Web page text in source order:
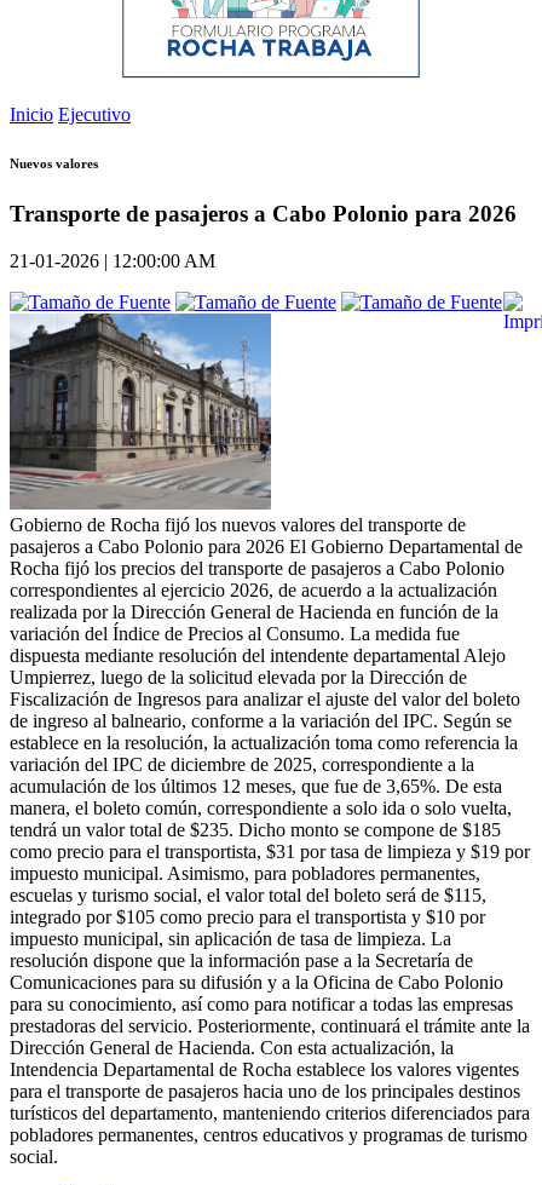
Inicio Ejecutivo
Nuevos valores
Transporte de pasajeros a Cabo Polonio para 2026
21-01-2026 | 12:00:00 AM
Gobierno de Rocha fijó los nuevos valores del transporte de
pasajeros a Cabo Polonio para 2026 El Gobierno Departamental de
Rocha fijó los precios del transporte de pasajeros a Cabo Polonio
correspondientes al ejercicio 2026, de acuerdo a la actualización
realizada por la Dirección General de Hacienda en función de la
variación del Índice de Precios al Consumo. La medida fue
dispuesta mediante resolución del intendente departamental Alejo
Umpierrez, luego de la solicitud elevada por la Dirección de
Fiscalización de Ingresos para analizar el ajuste del valor del boleto
de ingreso al balneario, conforme a la variación del IPC. Según se
establece en la resolución, la actualización toma como referencia la
variación del IPC de diciembre de 2025, correspondiente a la
acumulación de los últimos 12 meses, que fue de 3,65%. De esta
manera, el boleto común, correspondiente a solo ida o solo vuelta,
tendrá un valor total de $235. Dicho monto se compone de $185
como precio para el transportista, $31 por tasa de limpieza y $19 por
impuesto municipal. Asimismo, para pobladores permanentes,
escuelas y turismo social, el valor total del boleto será de $115,
integrado por $105 como precio para el transportista y $10 por
impuesto municipal, sin aplicación de tasa de limpieza. La
resolución dispone que la información pase a la Secretaría de
Comunicaciones para su difusión y a la Oficina de Cabo Polonio
para su conocimiento, así como para notificar a todas las empresas
prestadoras del servicio. Posteriormente, continuará el trámite ante la
Dirección General de Hacienda. Con esta actualización, la
Intendencia Departamental de Rocha establece los valores vigentes
para el transporte de pasajeros hacia uno de los principales destinos
turísticos del departamento, manteniendo criterios diferenciados para
pobladores permanentes, centros educativos y programas de turismo
social.